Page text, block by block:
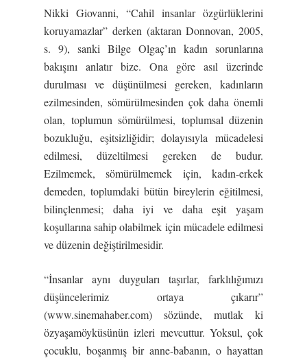
Nikki Giovanni, “Cahil insanlar özgürlüklerini
koruyamazlar” derken (aktaran Donnovan, 2005,
s. 9), sanki Bilge Olgaç’ın kadın sorunlarına
bakışını anlatır bize. Ona göre asıl üzerinde
durulması ve düşünülmesi gereken, kadınların
ezilmesinden, sömürülmesinden çok daha önemli
olan, toplumun sömürülmesi, toplumsal düzenin
bozukluğu, eşitsizliğidir; dolayısıyla mücadelesi
edilmesi, düzeltilmesi gereken de budur.
Ezilmemek, sömürülmemek için, kadın-erkek
demeden, toplumdaki bütün bireylerin eğitilmesi,
bilinçlenmesi; daha iyi ve daha eşit yaşam
koşullarına sahip olabilmek için mücadele edilmesi
ve düzenin değiştirilmesidir.
“İnsanlar aynı duyguları taşırlar, farklılığımızı
düşüncelerimiz ortaya çıkarır”
(www.sinemahaber.com) sözünde, mutlak ki
özyaşamöyküsünün izleri mevcuttur. Yoksul, çok
çocuklu, boşanmış bir anne-babanın, o hayattan